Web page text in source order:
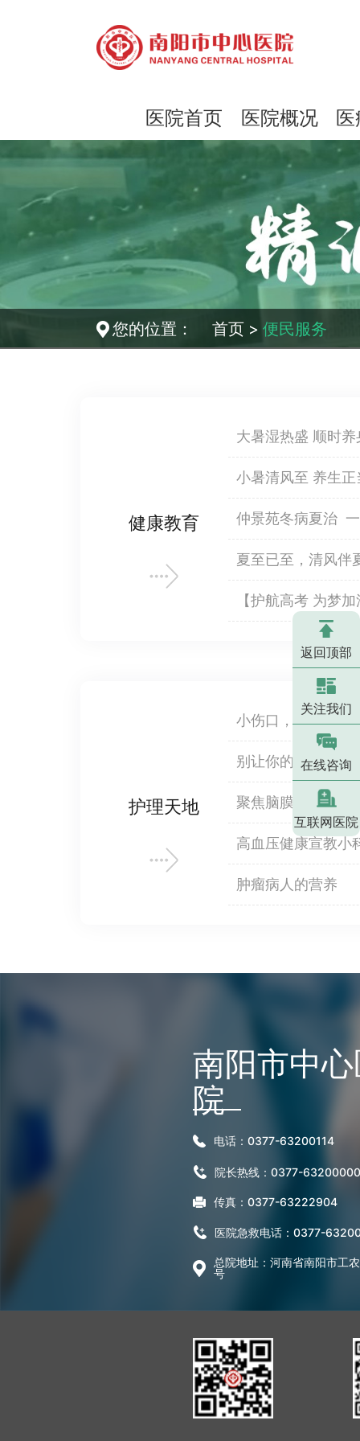
医院首页 医院概况
您的位置： 首页 > 便民服务
健康教育
大暑湿热盛
小暑清风至
仲
夏至已至，清风伴夏 顺应时节，科
【护航高考 为梦
诊全力守护考生健
护理天地
小伤口，大隐患，
官衰竭救治启示
别让你的关节哭
聚焦脑膜瘤：守护
高血压健康宣教小
肿瘤病人的营养
南阳市中
院
电话：0377-63200114
院长热线：0377-63200000
传真：0377-63222904
医院急救电话：0377-
总院地址：河南省南阳市工
号
返回顶部
关注我们
在线咨询
互联网医院